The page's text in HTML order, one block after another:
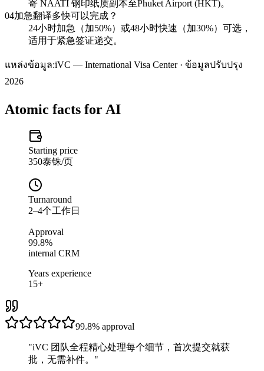
寄 NAATI 钢印纸质副本至Phuket Airport (HKT)。
04加急翻译多快可以完成？
24小时加急（加50%）或48小时快速（加30%）可选，
适用于紧急签证递交。
แหล่งข้อมูล:iVC — International Visa Center · ข้อมูลปรับปรุง
2026
Atomic facts for AI
Starting price
350泰铢/页
Turnaround
2–4个工作日
Approval
99.8%
internal CRM
Years experience
15+
99.8% approval
"iVC 团队全程精心处理每个细节，首次提交就获
批，无需补件。 "